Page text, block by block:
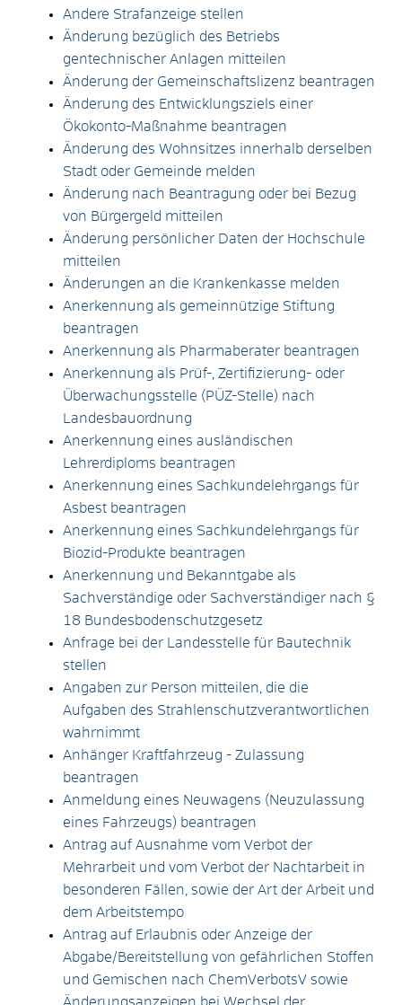
Andere Strafanzeige stellen
Änderung bezüglich des Betriebs
gentechnischer Anlagen mitteilen
Änderung der Gemeinschaftslizenz beantragen
Änderung des Entwicklungsziels einer
Ökokonto-Maßnahme beantragen
Änderung des Wohnsitzes innerhalb derselben
Stadt oder Gemeinde melden
Änderung nach Beantragung oder bei Bezug
von Bürgergeld mitteilen
Änderung persönlicher Daten der Hochschule
mitteilen
Änderungen an die Krankenkasse melden
Anerkennung als gemeinnützige Stiftung
beantragen
Anerkennung als Pharmaberater beantragen
Anerkennung als Prüf-, Zertifizierung- oder
Überwachungsstelle (PÜZ-Stelle) nach
Landesbauordnung
Anerkennung eines ausländischen
Lehrerdiploms beantragen
Anerkennung eines Sachkundelehrgangs für
Asbest beantragen
Anerkennung eines Sachkundelehrgangs für
Biozid-Produkte beantragen
Anerkennung und Bekanntgabe als
Sachverständige oder Sachverständiger nach §
18 Bundesbodenschutzgesetz
Anfrage bei der Landesstelle für Bautechnik
stellen
Angaben zur Person mitteilen, die die
Aufgaben des Strahlenschutzverantwortlichen
wahrnimmt
Anhänger Kraftfahrzeug - Zulassung
beantragen
Anmeldung eines Neuwagens (Neuzulassung
eines Fahrzeugs) beantragen
Antrag auf Ausnahme vom Verbot der
Mehrarbeit und vom Verbot der Nachtarbeit in
besonderen Fällen, sowie der Art der Arbeit und
dem Arbeitstempo
Antrag auf Erlaubnis oder Anzeige der
Abgabe/Bereitstellung von gefährlichen Stoffen
und Gemischen nach ChemVerbotsV sowie
Änderungsanzeigen bei Wechsel der